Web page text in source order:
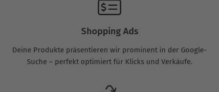
Shopping Ads
Deine Produkte präsentieren wir prominent in der Google-
Suche – perfekt optimiert für Klicks und Verkäufe.